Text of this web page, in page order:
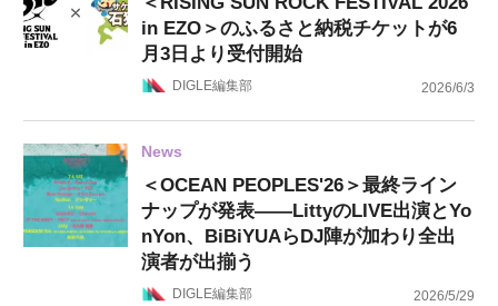
in EZO＞のふるさと納税チケットが6
月3日より受付開始
DIGLE編集部 2026/6/3
News
＜OCEAN PEOPLES'26＞最終ライン
ナップが発表——LittyのLIVE出演とYo
nYon、BiBiYUAらDJ陣が加わり全出
演者が出揃う
DIGLE編集部 2026/5/29